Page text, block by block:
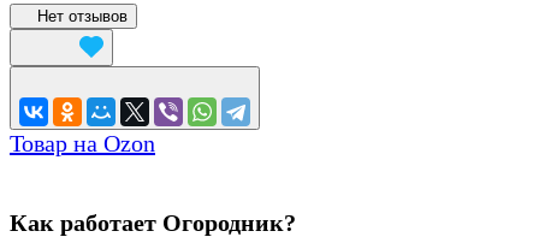
Нет отзывов
Товар на Ozon
Как работает Огородник?